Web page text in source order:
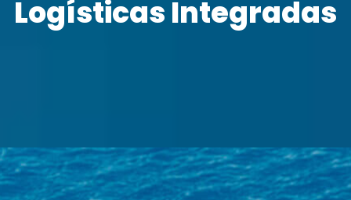
Logísticas Integradas